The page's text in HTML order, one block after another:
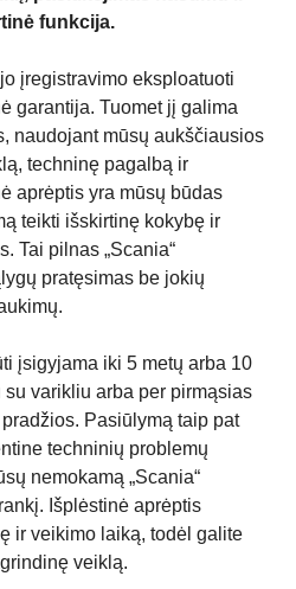
funkcija.
įregistravimo eksploatuoti
garantija. Tuomet jį galima
naudojant mūsų aukščiausios
techninę pagalbą ir
aprėptis yra mūsų būdas
teikti išskirtinę kokybę ir
Tai pilnas „Scania“
pratęsimas be jokių
įsigyjama iki 5 metų arba 10
varikliu arba per pirmąsias
Pasiūlymą taip pat
techninių problemų
nemokamą „Scania“
Išplėstinė aprėptis
ir veikimo laiką, todėl galite
veiklą.